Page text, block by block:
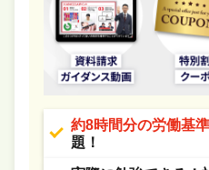
約8時間分の労働基
題！